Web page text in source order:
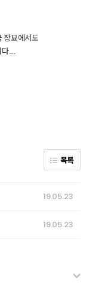
묘에서도
....
목록
19.05.23
19.05.23